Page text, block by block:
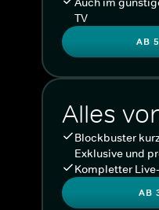
TV
AB
Alles
Blockbuster
Exklusive und
Kompletter
AB